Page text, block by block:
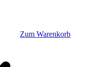
Zum Warenkorb